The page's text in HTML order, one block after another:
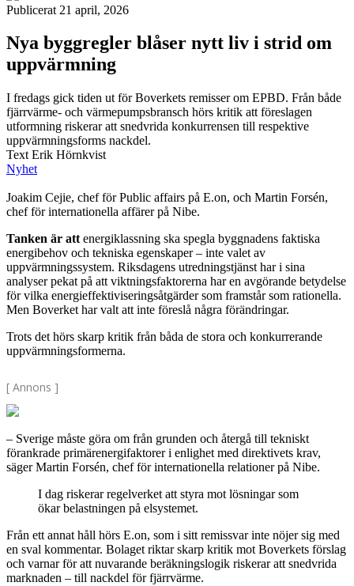
Publicerat 21 april, 2026
Nya byggregler blåser nytt liv i strid om
uppvärmning
I fredags gick tiden ut för Boverkets remisser om EPBD. Från både
fjärrvärme- och värmepumpsbransch hörs kritik att föreslagen
utformning riskerar att snedvrida konkurrensen till respektive
uppvärmningsforms nackdel.
Text Erik Hörnkvist
Nyhet
Joakim Cejie, chef för Public affairs på E.on, och Martin Forsén,
chef för internationella affärer på Nibe.
Tanken är att energiklassning ska spegla byggnadens faktiska
energibehov och tekniska egenskaper – inte valet av
uppvärmningssystem. Riksdagens utredningstjänst har i sina
analyser pekat på att viktningsfaktorerna har en avgörande betydelse
för vilka energieffektiviseringsåtgärder som framstår som rationella.
Men Boverket har valt att inte föreslå några förändringar.
Trots det hörs skarp kritik från båda de stora och konkurrerande
uppvärmningsformerna.
[ Annons ]
– Sverige måste göra om från grunden och återgå till tekniskt
förankrade primärenergifaktorer i enlighet med direktivets krav,
säger Martin Forsén, chef för internationella relationer på Nibe.
I dag riskerar regelverket att styra mot lösningar som
ökar belastningen på elsystemet.
Från ett annat håll hörs E.on, som i sitt remissvar inte nöjer sig med
en sval kommentar. Bolaget riktar skarp kritik mot Boverkets förslag
och varnar för att nuvarande beräkningslogik riskerar att snedvrida
marknaden – till nackdel för fjärrvärme.